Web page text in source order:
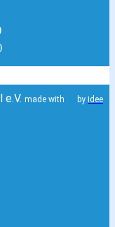
made with by idee